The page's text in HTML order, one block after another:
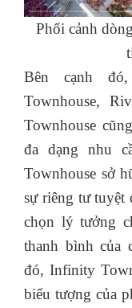
Phối cảnh
Bên cạnh
Townhouse,
Townhouse
đa dạng nhu
Townhouse sở
sự riêng tư tuyệt
chọn lý tưởng
thanh bình của
đó, Infinity
biểu tượng của